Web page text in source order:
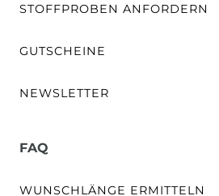
STOFFPROBEN ANFORDERN
GUTSCHEINE
NEWSLETTER
FAQ
WUNSCHLÄNGE ERMITTELN